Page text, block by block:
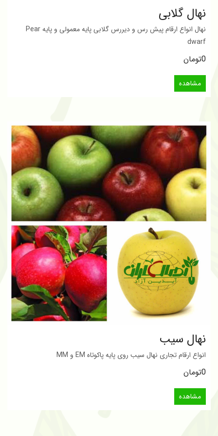
نهال گلابی
نهال انواع ارقام پیش رس و دیررس گلابی پایه معمولی و پایه Pear
dwarf
0تومان
مشاهده
نهال سیب
انواع ارقام تجاری نهال سیب روی پایه پاکوتاه EM و MM
0تومان
مشاهده